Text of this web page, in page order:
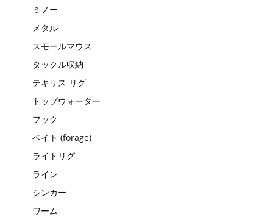
ミノー
メタル
スモールマウス
タックル収納
テキサス リグ
トップウォーター
フック
ベイト (forage)
ライトリグ
ライン
シンカー
ワーム